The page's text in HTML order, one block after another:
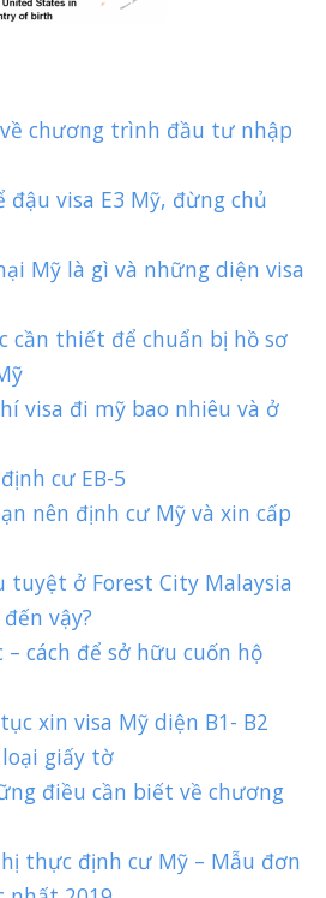
chương trình đầu tư nhập
đậu visa E3 Mỹ, đừng chủ
Mỹ là gì và những diện visa
cần thiết để chuẩn bị hồ sơ
visa đi mỹ bao nhiêu và ở
cư EB-5
nên định cư Mỹ và xin cấp
tuyệt ở Forest City Malaysia
vậy?
cách để sở hữu cuốn hộ
xin visa Mỹ diện B1- B2
giấy tờ
điều cần biết về chương
thực định cư Mỹ – Mẫu đơn